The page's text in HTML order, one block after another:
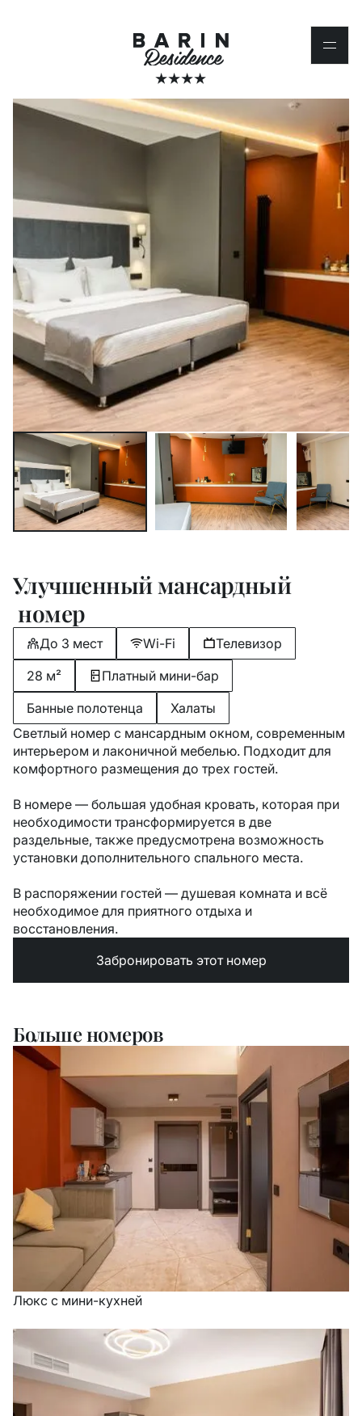
Улучшенный мансардный
номер
До 3 мест Wi-Fi
Телевизор
28 м²
Платный мини-бар
Банные полотенца
Халаты
Светлый номер с мансардным окном, современным
интерьером и лаконичной мебелью. Подходит для
комфортного размещения до трех гостей.
В номере — большая удобная кровать, которая при
необходимости трансформируется в две
раздельные, также предусмотрена возможность
установки дополнительного спального места.
В распоряжении гостей — душевая комната и всё
необходимое для приятного отдыха и
восстановления.
Забронировать этот номер
Больше номеров
Люкс с мини-кухней